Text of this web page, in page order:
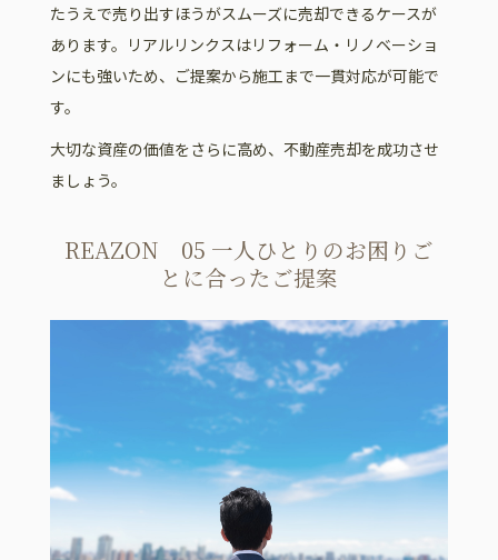
たうえで売り出すほうがスムーズに売却できるケースが
あります。リアルリンクスはリフォーム・リノベーショ
ンにも強いため、ご提案から施工まで一貫対応が可能で
す。
大切な資産の価値をさらに高め、不動産売却を成功させ
ましょう。
REAZON 05 一人ひとりのお困りご
とに合ったご提案